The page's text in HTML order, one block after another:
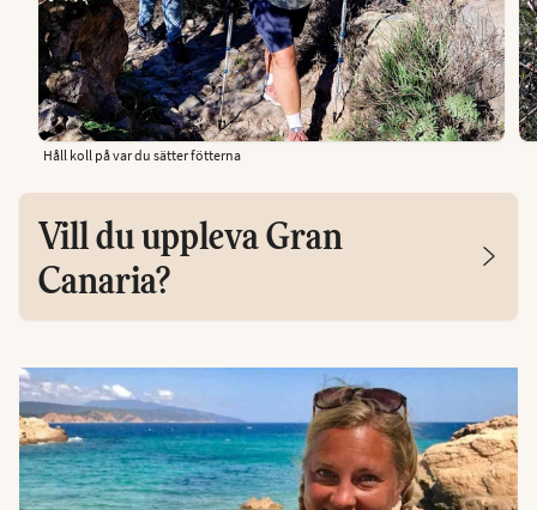
Håll koll på var du sätter fötterna
Vill du uppleva Gran
Canaria?